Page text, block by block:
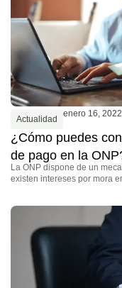
Actualidad
enero 16, 2022
¿Cómo puedes
de pago en la
La ONP dispone de un
existen intereses por mora